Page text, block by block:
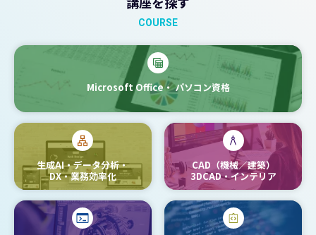
COURSE
Microsoft Office・パソコン資格
生成AI・データ分析・
DX・業務効率化
CAD（機械／建築）
3DCAD・インテリア